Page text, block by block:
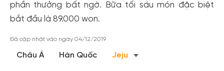
phần thưởng bất ngờ. Bữa tối sáu món đặc biệt
bắt đầu là 89.000 won.
Đã cập nhật vào ngày 04/12/2019
Châu Á Hàn Quốc Jeju